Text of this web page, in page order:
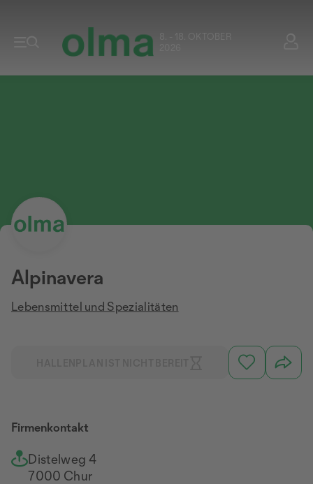
8. - 18. OKTOBER
Alpinavera
Lebensmittel und Spezialitäten
Firmenkontakt
Distelweg 4
7000 Chur